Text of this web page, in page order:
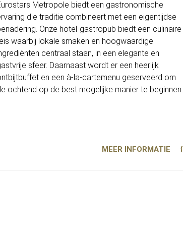
Metropole biedt een gastronomische
die traditie combineert met een eigentijdse
Onze hotel-gastropub biedt een culinaire
waarbij lokale smaken en hoogwaardige
centraal staan, in een elegante en
sfeer. Daarnaast wordt er een heerlijk
en een à-la-cartemenu geserveerd om
ochtend op de best mogelijke manier te beginnen.
MEER INFORMATIE